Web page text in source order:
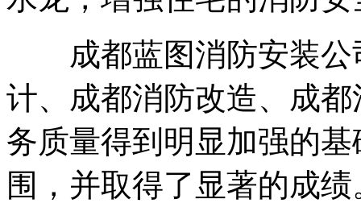
成都蓝图消防安装公
计、成都消防改造、成
务质量得到明显加强的
围，并取得了显著的成